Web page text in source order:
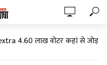
4.60 लाख वोटर कहां से जोड़